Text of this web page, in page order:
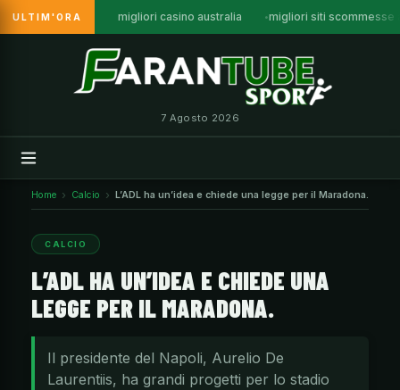
ULTIM'ORA migliori casino australia migliori siti scommesse
7 Agosto 2026
Home Calcio L’ADL ha un’idea e chiede una legge per il Maradona.
CALCIO
L’ADL HA UN’IDEA E CHIEDE UNA
LEGGE PER IL MARADONA.
Il presidente del Napoli, Aurelio De
Laurentiis, ha grandi progetti per lo stadio